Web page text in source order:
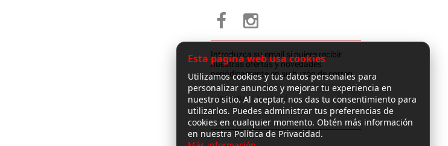
Introduzca su email si quiere recibir
nuestras ofertas y novedades
periódicamente en su buzón de correo.
Esta página web usa cookies
Utilizamos cookies y tus datos personales para
personalizar anuncios y mejorar tu experiencia en
nuestro sitio. Al aceptar, nos das tu consentimiento para
utilizarlos. Puedes administrar tus preferencias de
cookies en cualquier momento. Obtén más información
en nuestra Política de Privacidad.